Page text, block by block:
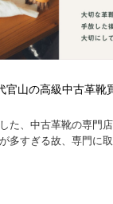
官山の高級中古革靴
た、中古革靴の専門
多すぎる故、専門に